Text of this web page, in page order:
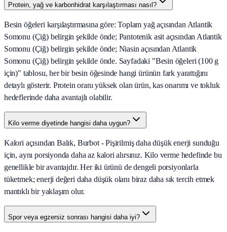
Protein, yağ ve karbonhidrat karşılaştırması nasıl?
Besin öğeleri karşılaştırmasına göre: Toplam yağ açısından Atlantik
Somonu (Çiğ) belirgin şekilde önde; Pantotenik asit açısından Atlantik
Somonu (Çiğ) belirgin şekilde önde; Niasin açısından Atlantik
Somonu (Çiğ) belirgin şekilde önde. Sayfadaki "Besin öğeleri (100 g
için)" tablosu, her bir besin öğesinde hangi ürünün fark yarattığını
detaylı gösterir. Protein oranı yüksek olan ürün, kas onarımı ve tokluk
hedeflerinde daha avantajlı olabilir.
Kilo verme diyetinde hangisi daha uygun?
Kalori açısından Balık, Burbot - Pişirilmiş daha düşük enerji sunduğu
için, aynı porsiyonda daha az kalori alırsınız. Kilo verme hedefinde bu
genellikle bir avantajdır. Her iki ürünü de dengeli porsiyonlarla
tüketmek; enerji değeri daha düşük olanı biraz daha sık tercih etmek
mantıklı bir yaklaşım olur.
Spor veya egzersiz sonrası hangisi daha iyi?